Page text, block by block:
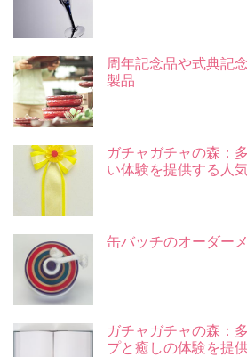
周年記念品や式典記
製品
ガチャガチャの森：
い体験を提供する人
缶バッチのオーダー
ガチャガチャの森：
プと癒しの体験を提